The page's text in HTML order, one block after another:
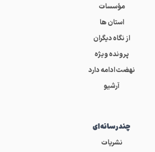
مؤسسات
استان ها
از نگاه دیگران
پرونده ویژه
نهضت ادامه دارد
آرشیو
چندرسانه‌ای
نشریات